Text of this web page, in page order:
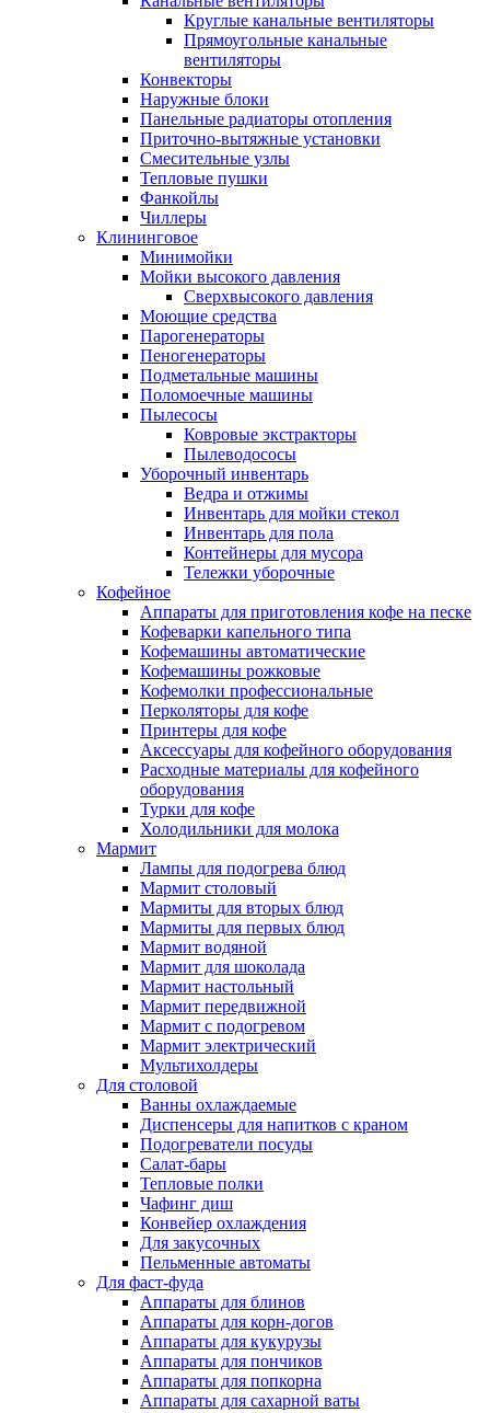
Круглые канальные вентиляторы
Прямоугольные канальные
вентиляторы
Конвекторы
Наружные блоки
Панельные радиаторы отопления
Приточно-вытяжные установки
Смесительные узлы
Тепловые пушки
Фанкойлы
Чиллеры
Клининговое
Минимойки
Мойки высокого давления
Сверхвысокого давления
Моющие средства
Парогенераторы
Пеногенераторы
Подметальные машины
Поломоечные машины
Пылесосы
Ковровые экстракторы
Пылеводососы
Уборочный инвентарь
Ведра и отжимы
Инвентарь для мойки стекол
Инвентарь для пола
Контейнеры для мусора
Тележки уборочные
Кофейное
Аппараты для приготовления кофе на песке
Кофеварки капельного типа
Кофемашины автоматические
Кофемашины рожковые
Кофемолки профессиональные
Перколяторы для кофе
Принтеры для кофе
Аксессуары для кофейного оборудования
Расходные материалы для кофейного
оборудования
Турки для кофе
Холодильники для молока
Мармит
Лампы для подогрева блюд
Мармит столовый
Мармиты для вторых блюд
Мармиты для первых блюд
Мармит водяной
Мармит для шоколада
Мармит настольный
Мармит передвижной
Мармит с подогревом
Мармит электрический
Мультихолдеры
Для столовой
Ванны охлаждаемые
Диспенсеры для напитков с краном
Подогреватели посуды
Салат-бары
Тепловые полки
Чафинг диш
Конвейер охлаждения
Для закусочных
Пельменные автоматы
Для фаст-фуда
Аппараты для блинов
Аппараты для корн-догов
Аппараты для кукурузы
Аппараты для пончиков
Аппараты для попкорна
Аппараты для сахарной ваты